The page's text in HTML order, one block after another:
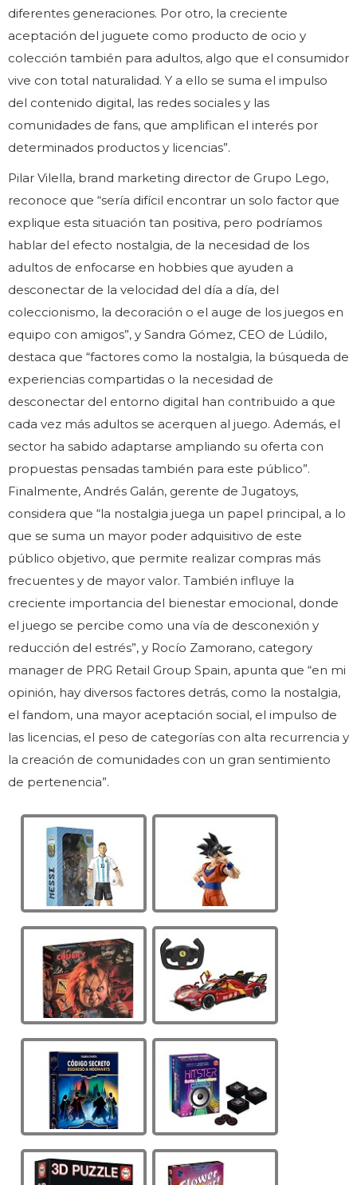
diferentes generaciones. Por otro, la creciente
aceptación del juguete como producto de ocio y
colección también para adultos, algo que el consumidor
vive con total naturalidad. Y a ello se suma el impulso
del contenido digital, las redes sociales y las
comunidades de fans, que amplifican el interés por
determinados productos y licencias”.
Pilar Vilella, brand marketing director de Grupo Lego,
reconoce que “sería difícil encontrar un solo factor que
explique esta situación tan positiva, pero podríamos
hablar del efecto nostalgia, de la necesidad de los
adultos de enfocarse en hobbies que ayuden a
desconectar de la velocidad del día a día, del
coleccionismo, la decoración o el auge de los juegos en
equipo con amigos”, y Sandra Gómez, CEO de Lúdilo,
destaca que “factores como la nostalgia, la búsqueda de
experiencias compartidas o la necesidad de
desconectar del entorno digital han contribuido a que
cada vez más adultos se acerquen al juego. Además, el
sector ha sabido adaptarse ampliando su oferta con
propuestas pensadas también para este público”.
Finalmente, Andrés Galán, gerente de Jugatoys,
considera que “la nostalgia juega un papel principal, a lo
que se suma un mayor poder adquisitivo de este
público objetivo, que permite realizar compras más
frecuentes y de mayor valor. También influye la
creciente importancia del bienestar emocional, donde
el juego se percibe como una vía de desconexión y
reducción del estrés”, y Rocío Zamorano, category
manager de PRG Retail Group Spain, apunta que “en mi
opinión, hay diversos factores detrás, como la nostalgia,
el fandom, una mayor aceptación social, el impulso de
las licencias, el peso de categorías con alta recurrencia y
la creación de comunidades con un gran sentimiento
de pertenencia”.